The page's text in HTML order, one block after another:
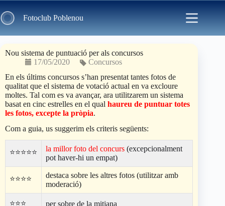
to
content Fotoclub Poblenou
Nou sistema de puntuació per als concursos
17/05/2020
Concursos
En els últims concursos s’han presentat tantes fotos de
qualitat que el sistema de votació actual en va excloure
moltes. Tal com es va avançar, ara utilitzarem un sistema
basat en cinc estrelles en el qual haureu de puntuar totes
les fotos, excepte la pròpia.
Com a guia, us suggerim els criteris següents:
⭐⭐⭐⭐⭐ la millor foto del concurs (excepcionalment
pot haver-hi un empat)
⭐⭐⭐⭐
destaca sobre les altres fotos (utilitzar amb
moderació)
⭐⭐⭐ per sobre de la mitjana